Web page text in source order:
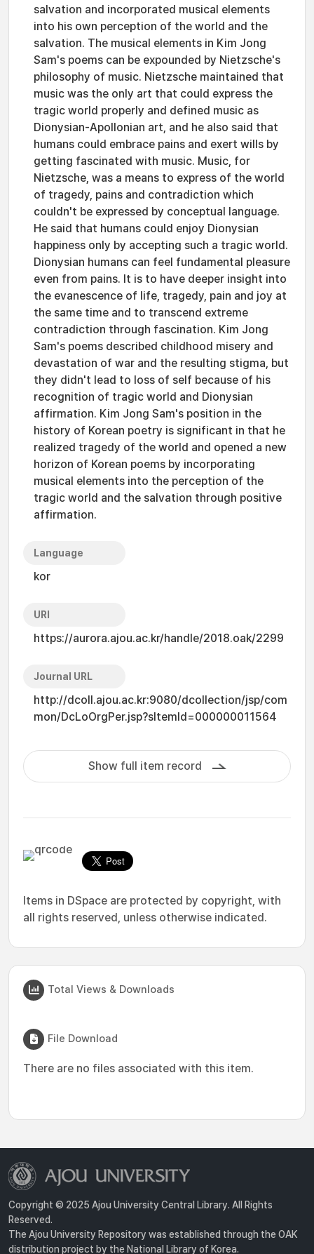
salvation and incorporated musical elements
into his own perception of the world and the
salvation. The musical elements in Kim Jong
Sam's poems can be expounded by Nietzsche's
philosophy of music. Nietzsche maintained that
music was the only art that could express the
tragic world properly and defined music as
Dionysian-Apollonian art, and he also said that
humans could embrace pains and exert wills by
getting fascinated with music. Music, for
Nietzsche, was a means to express of the world
of tragedy, pains and contradiction which
couldn't be expressed by conceptual language.
He said that humans could enjoy Dionysian
happiness only by accepting such a tragic world.
Dionysian humans can feel fundamental pleasure
even from pains. It is to have deeper insight into
the evanescence of life, tragedy, pain and joy at
the same time and to transcend extreme
contradiction through fascination. Kim Jong
Sam's poems described childhood misery and
devastation of war and the resulting stigma, but
they didn't lead to loss of self because of his
recognition of tragic world and Dionysian
affirmation. Kim Jong Sam's position in the
history of Korean poetry is significant in that he
realized tragedy of the world and opened a new
horizon of Korean poems by incorporating
musical elements into the perception of the
tragic world and the salvation through positive
affirmation.
Language
kor
URI
https://aurora.ajou.ac.kr/handle/2018.oak/2299
Journal URL
http://dcoll.ajou.ac.kr:9080/dcollection/jsp/com
mon/DcLoOrgPer.jsp?sItemId=000000011564
Show full item record
Items in DSpace are protected by copyright, with
all rights reserved, unless otherwise indicated.
Total Views & Downloads
File Download
There are no files associated with this item.
Copyright © 2025 Ajou University Central Library. All Rights
Reserved.
The Ajou University Repository was established through the OAK
distribution project by the National Library of Korea.